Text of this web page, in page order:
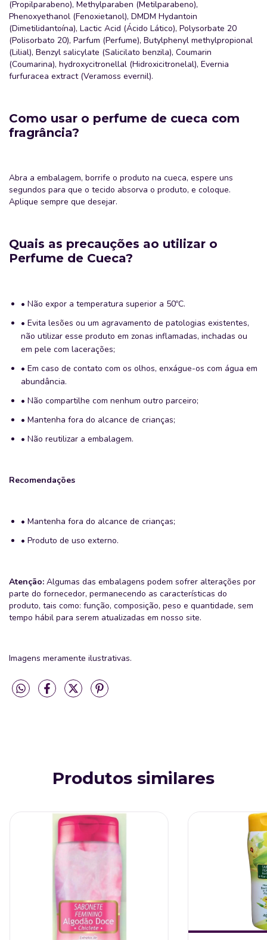
(Propilparabeno), Methylparaben (Metilparabeno),
Phenoxyethanol (Fenoxietanol), DMDM Hydantoin
(Dimetilidantoína), Lactic Acid (Ácido Lático), Polysorbate 20
(Polisorbato 20), Parfum (Perfume), Butylphenyl methylpropional
(Lilial), Benzyl salicylate (Salicilato benzila), Coumarin
(Coumarina), hydroxycitronellal (Hidroxicitronelal), Evernia
furfuracea extract (Veramoss evernil).
Como usar o perfume de cueca com
fragrância?
Abra a embalagem, borrife o produto na cueca, espere uns
segundos para que o tecido absorva o produto, e coloque.
Aplique sempre que desejar.
Quais as precauções ao utilizar o
Perfume de Cueca?
• Não expor a temperatura superior a 50ºC.
• Evita lesões ou um agravamento de patologias existentes,
não utilizar esse produto em zonas inflamadas, inchadas ou
em pele com lacerações;
• Em caso de contato com os olhos, enxágue-os com água em
abundância.
• Não compartilhe com nenhum outro parceiro;
• Mantenha fora do alcance de crianças;
• Não reutilizar a embalagem.
Recomendações
• Mantenha fora do alcance de crianças;
• Produto de uso externo.
Atenção: Algumas das embalagens podem sofrer alterações por
parte do fornecedor, permanecendo as características do
produto, tais como: função, composição, peso e quantidade, sem
tempo hábil para serem atualizadas em nosso site.
Imagens meramente ilustrativas.
Produtos similares